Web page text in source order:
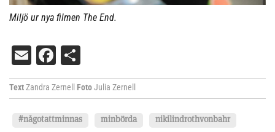
Miljö ur nya filmen The End.
EmailFacebook
TextZandra Zernell FotoJulia Zernell
#någotattminnas minbörda nikilindrothvonbahr